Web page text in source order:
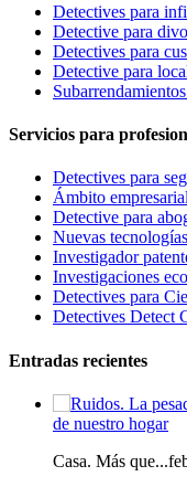
Detectives para
Detective para
Detectives para
Detective para
Servicios para
Detectives para
Ámbito empresarial
Detective para
Nuevas
Investigador
Investigaciones
Detectives para
Detectives Detect
Entradas recientes
de nuestro hogar
Casa. Más